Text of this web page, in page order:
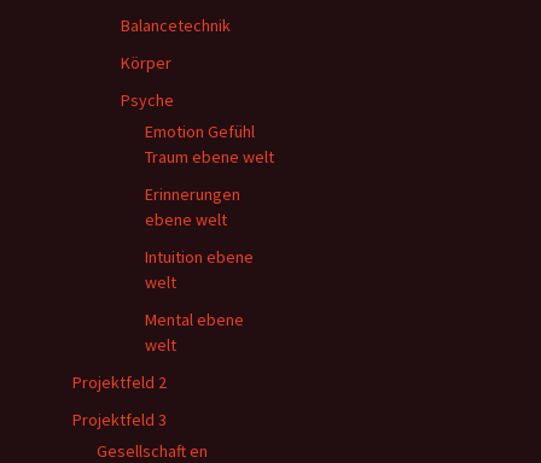
Balancetechnik
Körper
Psyche
Emotion Gefühl
Traum ebene welt
Erinnerungen
ebene welt
Intuition ebene
welt
Mental ebene
welt
Projektfeld 2
Projektfeld 3
Gesellschaft en